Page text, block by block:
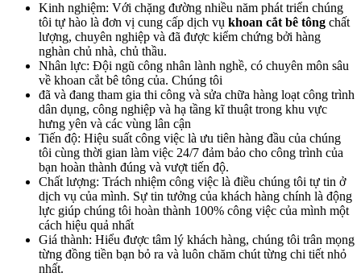
Kinh nghiệm: Với chặng đường nhiều năm phát triển chúng
tôi tự hào là đơn vị cung cấp dịch vụ khoan cắt bê tông chất
lượng, chuyên nghiệp và đã được kiểm chứng bởi hàng
nghàn chủ nhà, chủ thầu.
Nhân lực: Đội ngũ công nhân lành nghề, có chuyên môn sâu
về khoan cắt bê tông của. Chúng tôi
đã và đang tham gia thi công và sửa chữa hàng loạt công trình
dân dụng, công nghiệp và hạ tầng kĩ thuật trong khu vực
hưng yên và các vùng lân cận
Tiến độ: Hiệu suất công việc là ưu tiên hàng đầu của chúng
tôi cùng thời gian làm việc 24/7 đảm bảo cho công trình của
bạn hoàn thành đúng và vượt tiến độ.
Chất lượng: Trách nhiệm công việc là điều chúng tôi tự tin ở
dịch vụ của mình. Sự tin tưởng của khách hàng chính là động
lực giúp chúng tôi hoàn thành 100% công việc của mình một
cách hiệu quả nhất
Giá thành: Hiểu được tâm lý khách hàng, chúng tôi trân mọng
từng đồng tiền bạn bỏ ra và luôn chăm chút từng chi tiết nhỏ
nhất.